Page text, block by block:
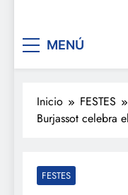
MENÚ
Inicio
FESTES
Burjassot celebra
FESTES